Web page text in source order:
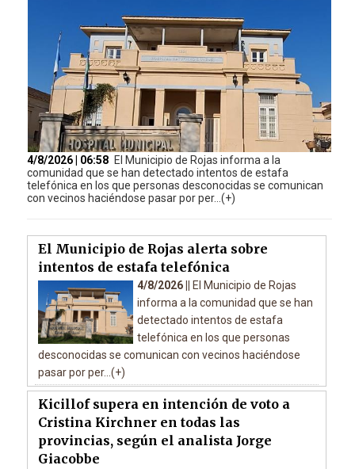
4/8/2026 | 06:58 El Municipio de Rojas informa a la
comunidad que se han detectado intentos de estafa
telefónica en los que personas desconocidas se comunican
con vecinos haciéndose pasar por per...(+)
El Municipio de Rojas alerta sobre
intentos de estafa telefónica
4/8/2026 ||
El Municipio de Rojas
informa a la comunidad que se han
detectado intentos de estafa
telefónica en los que personas
desconocidas se comunican con vecinos haciéndose
pasar por per...(+)
Kicillof supera en intención de voto a
Cristina Kirchner en todas las
provincias, según el analista Jorge
Giacobbe